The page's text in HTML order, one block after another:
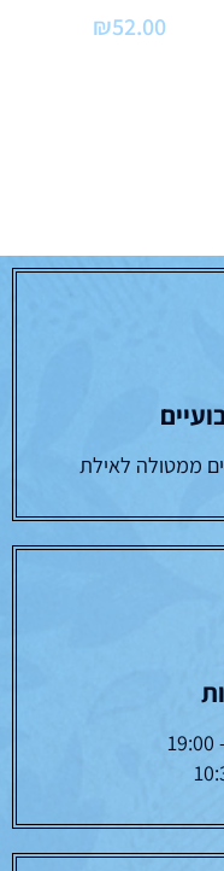
₪52.00
ממטולה לאילת